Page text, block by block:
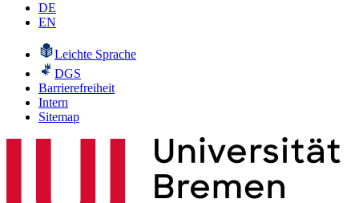
DE
EN
Leichte Sprache
DGS
Barrierefreiheit
Intern
Sitemap